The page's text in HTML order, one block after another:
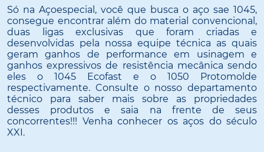
Só na Açoespecial, você que busca o aço sae 1045,
consegue encontrar além do material convencional,
duas ligas exclusivas que foram criadas e
desenvolvidas pela nossa equipe técnica as quais
geram ganhos de performance em usinagem e
ganhos expressivos de resistência mecânica sendo
eles o 1045 Ecofast e o 1050 Protomolde
respectivamente. Consulte o nosso departamento
técnico para saber mais sobre as propriedades
desses produtos e saia na frente de seus
concorrentes!!! Venha conhecer os aços do século
XXI.